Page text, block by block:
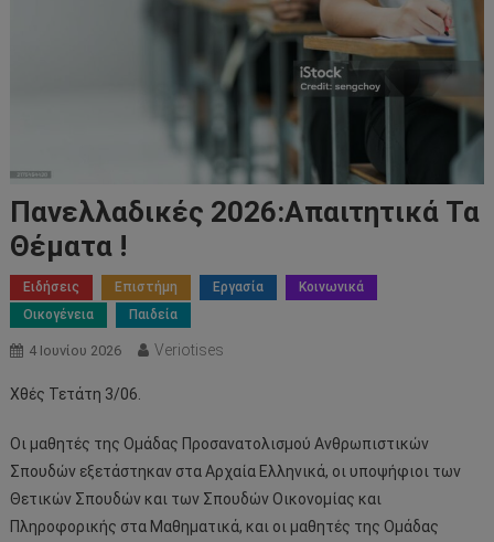
Πανελλαδικές 2026:Απαιτητικά Τα
Θέματα !
Ειδήσεις Επιστήμη Εργασία
Κοινωνικά
Οικογένεια
Παιδεία
4 Ιουνίου 2026 Veriotises
Χθές Τετάτη 3/06.
Οι μαθητές της Ομάδας Προσανατολισμού Ανθρωπιστικών
Σπουδών εξετάστηκαν στα Αρχαία Ελληνικά, οι υποψήφιοι των
Θετικών Σπουδών και των Σπουδών Οικονομίας και
Πληροφορικής στα Μαθηματικά, και οι μαθητές της Ομάδας